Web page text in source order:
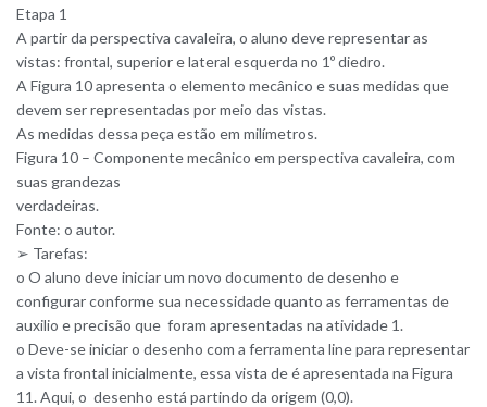
Etapa 1
A partir da perspectiva cavaleira, o aluno deve representar as
vistas: frontal, superior e lateral esquerda no 1º diedro.
A Figura 10 apresenta o elemento mecânico e suas medidas que
devem ser representadas por meio das vistas.
As medidas dessa peça estão em milímetros.
Figura 10 – Componente mecânico em perspectiva cavaleira, com
suas grandezas
verdadeiras.
Fonte: o autor.
➢ Tarefas:
o O aluno deve iniciar um novo documento de desenho e
configurar conforme sua necessidade quanto as ferramentas de
auxilio e precisão que foram apresentadas na atividade 1.
o Deve-se iniciar o desenho com a ferramenta line para representar
a vista frontal inicialmente, essa vista de é apresentada na Figura
11. Aqui, o desenho está partindo da origem (0,0).